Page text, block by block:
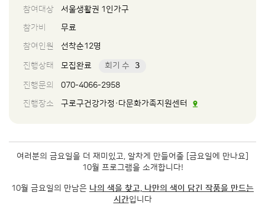
참여대상
서울생활권 1인가구
참가비
무료
참여인원
선착순12명
진행상태 모집완료 회기 수 3
진행문의
070-4066-2958
진행장소
구로구건강가정·다문화가족지원센터
여러분의 금요일을 더 재미있고, 알차게 만들어줄 [금요일에 만나요]
10월 프로그램을 소개합니다!
10월 금요일의 만남은 나의 색을 찾고, 나만의 색이 담긴 작품을 만드는
시간입니다